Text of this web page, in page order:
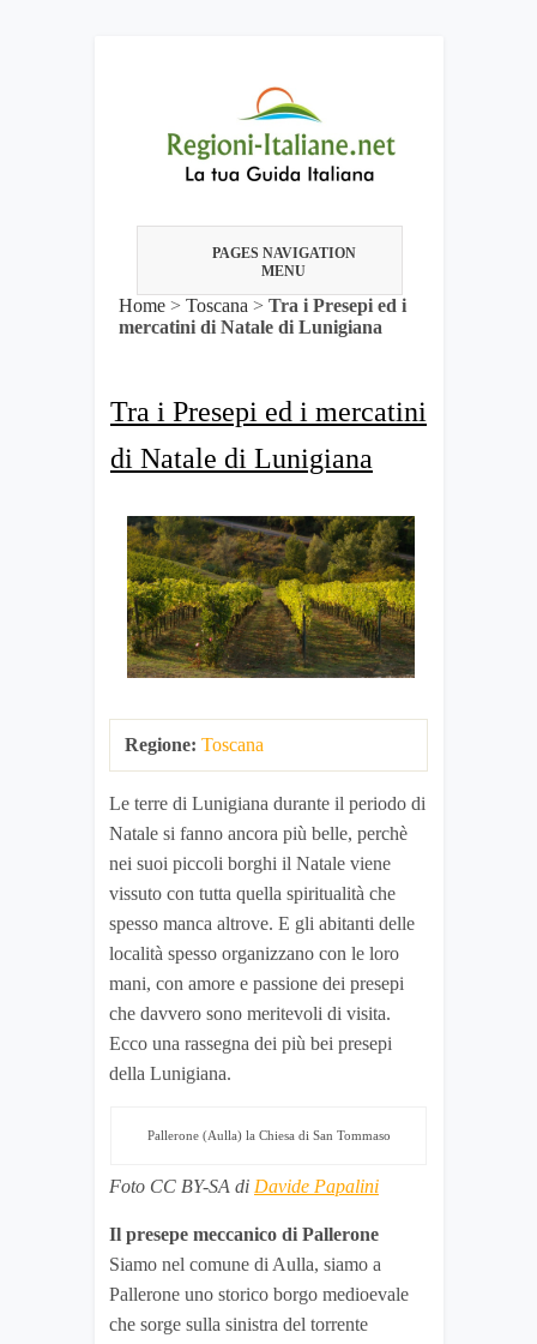
PAGES NAVIGATION
MENU
Home > Toscana > Tra i Presepi ed i
mercatini di Natale di Lunigiana
Tra i Presepi ed i mercatini
di Natale di Lunigiana
Regione: Toscana
Le terre di Lunigiana durante il periodo di
Natale si fanno ancora più belle, perchè
nei suoi piccoli borghi il Natale viene
vissuto con tutta quella spiritualità che
spesso manca altrove. E gli abitanti delle
località spesso organizzano con le loro
mani, con amore e passione dei presepi
che davvero sono meritevoli di visita.
Ecco una rassegna dei più bei presepi
della Lunigiana.
Pallerone (Aulla) la Chiesa di San Tommaso
Foto CC BY-SA di Davide Papalini
Il presepe meccanico di Pallerone
Siamo nel comune di Aulla, siamo a
Pallerone uno storico borgo medioevale
che sorge sulla sinistra del torrente